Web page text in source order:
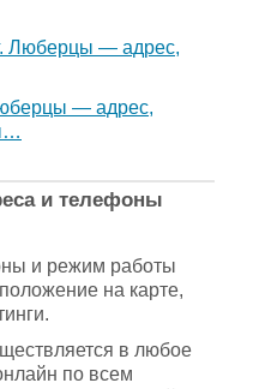
Люберцы — адрес,
— адрес,
и телефоны
и режим работы
на карте,
в любое
по всем